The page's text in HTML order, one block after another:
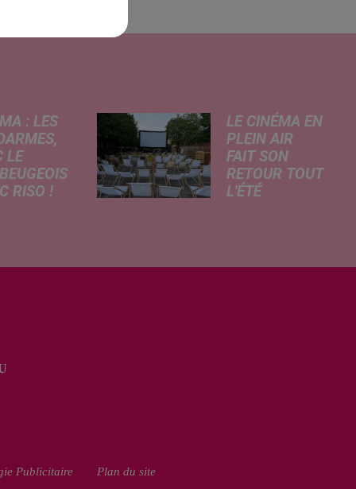
: LES
LE
RISO !
bande
À cette
LE CINÉMA EN
PLEIN AIR
FAIT SON
RETOUR TOUT
L'ÉTÉ
Communauté
Publicitaire Plan du site